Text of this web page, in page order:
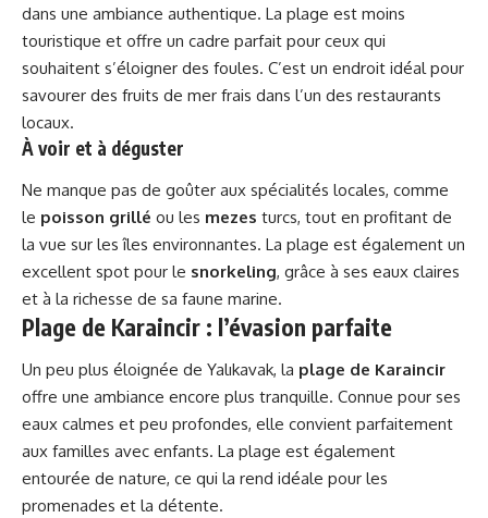
dans une ambiance authentique. La plage est moins
touristique et offre un cadre parfait pour ceux qui
souhaitent s’éloigner des foules. C’est un endroit idéal pour
savourer des fruits de mer frais dans l’un des restaurants
locaux.
À voir et à déguster
Ne manque pas de goûter aux spécialités locales, comme
le poisson grillé ou les mezes turcs, tout en profitant de
la vue sur les îles environnantes. La plage est également un
excellent spot pour le snorkeling, grâce à ses eaux claires
et à la richesse de sa faune marine.
Plage de Karaincir : l’évasion parfaite
Un peu plus éloignée de Yalıkavak, la plage de Karaincir
offre une ambiance encore plus tranquille. Connue pour ses
eaux calmes et peu profondes, elle convient parfaitement
aux familles avec enfants. La plage est également
entourée de nature, ce qui la rend idéale pour les
promenades et la détente.